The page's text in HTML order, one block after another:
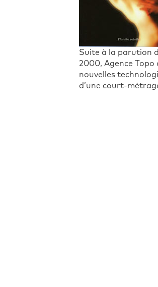
Suite à la parution
2000, Agence
nouvelles
d’une court-